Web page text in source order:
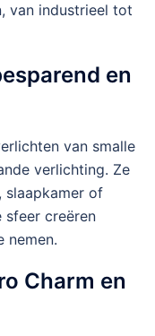
van industrieel tot
en
van smalle
verlichting. Ze
slaapkamer of
sfeer creëren
nemen.
Charm en